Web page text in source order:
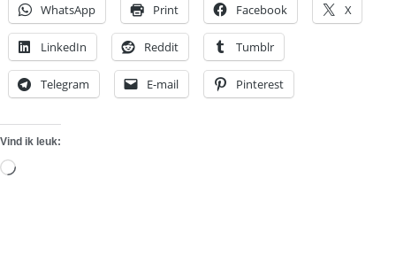
WhatsApp Print Facebook X
LinkedIn Reddit Tumblr
Telegram E-mail Pinterest
Vind ik leuk:
Aan